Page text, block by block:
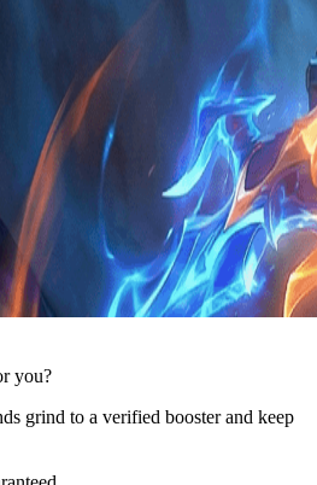
you?
grind to a verified booster and keep